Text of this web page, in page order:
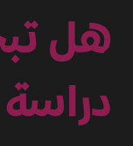
هل